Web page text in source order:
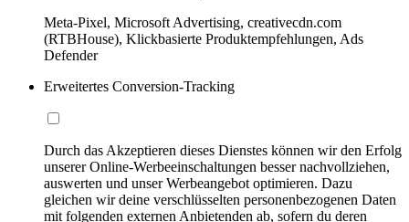
Meta-Pixel, Microsoft Advertising, creativecdn.com
(RTBHouse), Klickbasierte Produktempfehlungen, Ads
Defender
Erweitertes Conversion-Tracking
Durch das Akzeptieren dieses Dienstes können wir den Erfolg
unserer Online-Werbeeinschaltungen besser nachvollziehen,
auswerten und unser Werbeangebot optimieren. Dazu
gleichen wir deine verschlüsselten personenbezogenen Daten
mit folgenden externen Anbietenden ab, sofern du deren